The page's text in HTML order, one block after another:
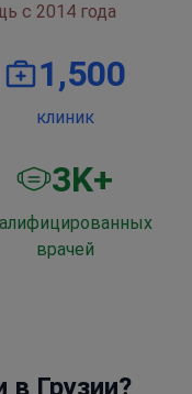
с 2014 года
1,500
клиник
3K+
врачей
в Грузии?